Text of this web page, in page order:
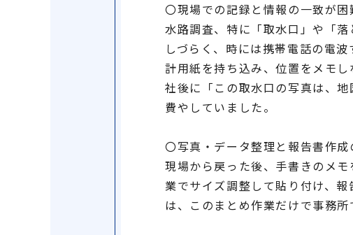
〇現場での記録と情報の一致が困
水路調査、特に「取水口」や「
しづらく、時には携帯電話の電
計用紙を持ち込み、位置をメモ
社後に「この取水口の写真は、
費やしていました。
〇写真・データ整理と報告書作
現場から戻った後、手書きのメ
業でサイズ調整して貼り付け、
は、このまとめ作業だけで事務所